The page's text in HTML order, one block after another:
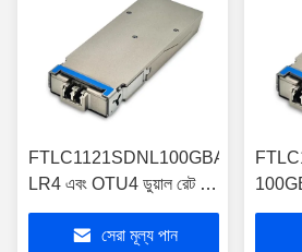
FTLC1121SDNL100GBASE-
LR4 এবং OTU4 ডুয়াল রেট 10
কিমি CFP2 অপটিক্যাল
ট্রান্সসিভার
সেরা মূল্য পান
CFP2